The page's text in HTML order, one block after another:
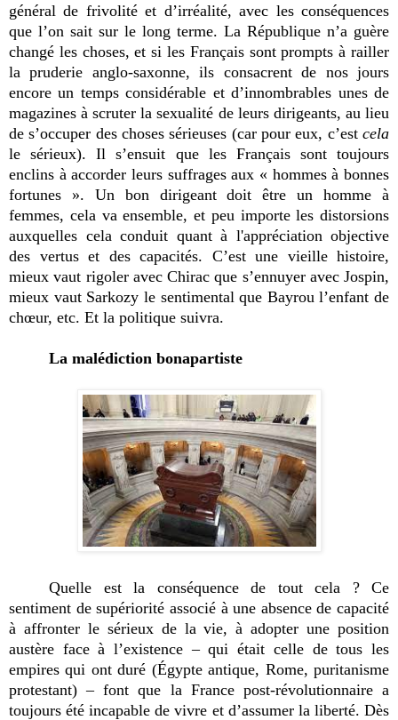
général de frivolité et d’irréalité, avec les conséquences
que l’on sait sur le long terme. La République n’a guère
changé les choses, et si les Français sont prompts à railler
la pruderie anglo-saxonne, ils consacrent de nos jours
encore un temps considérable et d’innombrables unes de
magazines à scruter la sexualité de leurs dirigeants, au lieu
de s’occuper des choses sérieuses (car pour eux, c’est cela
le sérieux). Il s’ensuit que les Français sont toujours
enclins à accorder leurs suffrages aux « hommes à bonnes
fortunes ». Un bon dirigeant doit être un homme à
femmes, cela va ensemble, et peu importe les distorsions
auxquelles cela conduit quant à l'appréciation objective
des vertus et des capacités. C’est une vieille histoire,
mieux vaut rigoler avec Chirac que s’ennuyer avec Jospin,
mieux vaut Sarkozy le sentimental que Bayrou l’enfant de
chœur, etc. Et la politique suivra.
La malédiction bonapartiste
Quelle est la conséquence de tout cela ? Ce
sentiment de supériorité associé à une absence de capacité
à affronter le sérieux de la vie, à adopter une position
austère face à l’existence – qui était celle de tous les
empires qui ont duré (Égypte antique, Rome, puritanisme
protestant) – font que la France post-révolutionnaire a
toujours été incapable de vivre et d’assumer la liberté. Dès